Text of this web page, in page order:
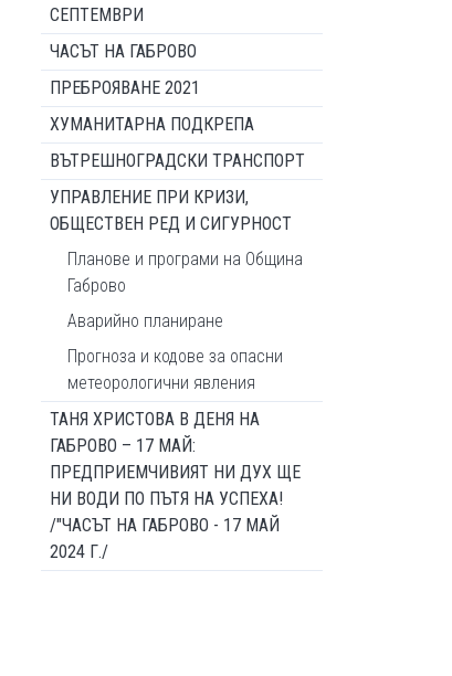
СЕПТЕМВРИ
ЧАСЪТ НА ГАБРОВО
ПРЕБРОЯВАНЕ 2021
ХУМАНИТАРНА ПОДКРЕПА
ВЪТРЕШНОГРАДСКИ ТРАНСПОРТ
УПРАВЛЕНИЕ ПРИ КРИЗИ,
ОБЩЕСТВЕН РЕД И СИГУРНОСТ
Планове и програми на Община
Габрово
Аварийно планиране
Прогноза и кодове за опасни
метеорологични явления
ТАНЯ ХРИСТОВА В ДЕНЯ НА
ГАБРОВО – 17 МАЙ:
ПРЕДПРИЕМЧИВИЯТ НИ ДУХ ЩЕ
НИ ВОДИ ПО ПЪТЯ НА УСПЕХА!
/"ЧАСЪТ НА ГАБРОВО - 17 МАЙ
2024 Г./